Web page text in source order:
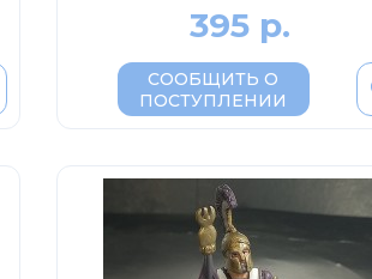
395 р.
СООБЩИТЬ О
ПОСТУПЛЕНИИ